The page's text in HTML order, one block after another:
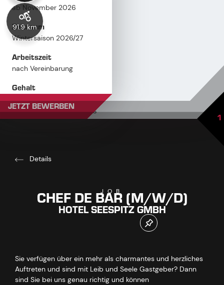
91.9 km
ab November 2026
Zeitraum
Wintersaison 2026/27
Arbeitszeit
nach Vereinbarung
Gehalt
Überdurchschnittlich nach
persönlicher Vereinbarung
JETZT BEWERBEN
1
Details
JOB
CHEF DE BAR (M/W/D)
HOTEL SEESPITZ GMBH
Sie verfügen über ein mehr als charmantes und herzliches
Auftreten und sind mit Leib und Seele Gastgeber? Dann
sind Sie bei uns genau richtig und können